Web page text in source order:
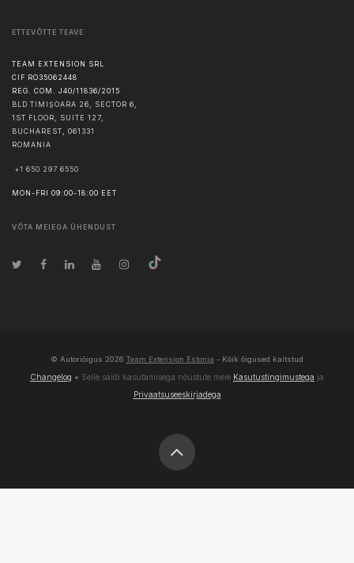
ETTEVÕTTE TEAVE
TEAM EXTENSION SRL
CIF RO35062448
REG. COM. J40/11836/2015
BLD TIMIȘOARA 26, SECTOR 6,
1ST FLOOR, SUITE 127,
BUCHAREST
061331
ROMANIA
+1 650 297 6550
MON-FRI 09:00-18:00 EET
VÕTA MEIEGA ÜHENDUST
© Autoriõigus 2026 Team Extension Estonia - Kõik õigused kaitstud
Changelog ● Selle saidi kasutamisega nõustute meie Kasutustingimustega ja
Privaatsuseeskirjadega